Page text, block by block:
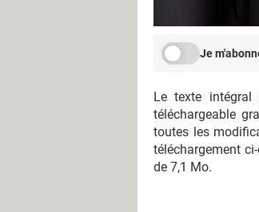
Je
Le texte
téléchargeable
toutes les
téléchargement
de 7,1 Mo.